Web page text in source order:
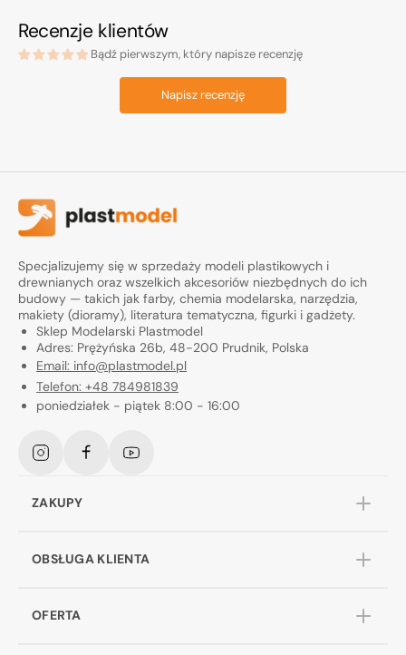
Recenzje klientów
Bądź pierwszym, który napisze recenzję
Napisz recenzję
Specjalizujemy się w sprzedaży modeli plastikowych i
drewnianych oraz wszelkich akcesoriów niezbędnych do ich
budowy — takich jak farby, chemia modelarska, narzędzia,
makiety (dioramy), literatura tematyczna, figurki i gadżety.
Sklep Modelarski Plastmodel
Adres: Prężyńska 26b, 48-200 Prudnik, Polska
Email: info@plastmodel.pl
Telefon: +48 784981839
poniedziałek - piątek 8:00 - 16:00
InstagramFacebookYouTube
ZAKUPY
OBSŁUGA KLIENTA
OFERTA